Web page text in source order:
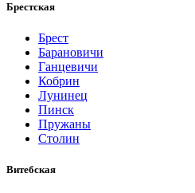
Брестская
Брест
Барановичи
Ганцевичи
Кобрин
Лунинец
Пинск
Пружаны
Столин
Витебская